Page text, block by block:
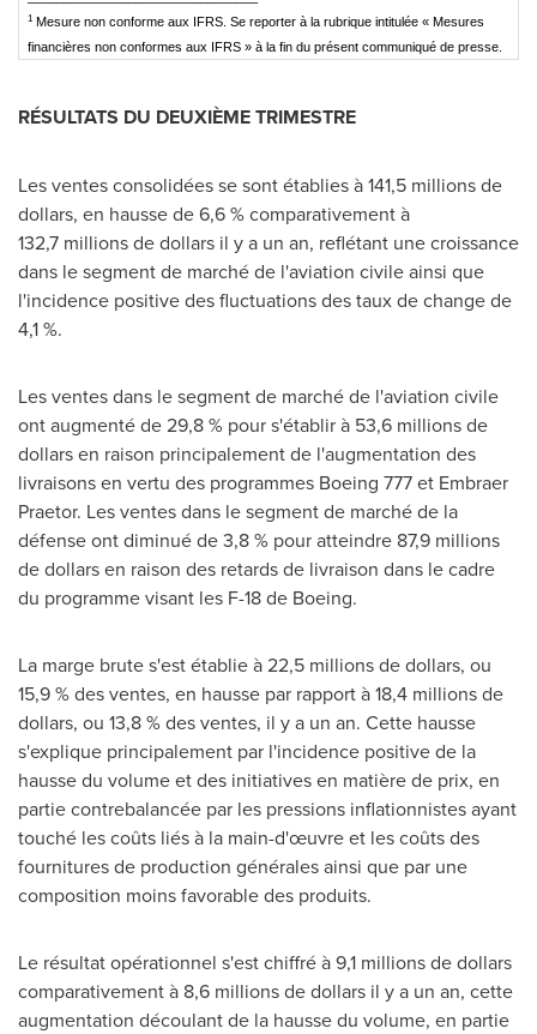
1Mesure non conforme aux IFRS. Se reporter à la rubrique intitulée « Mesures
financières non conformes aux IFRS » à la fin du présent communiqué de presse.
RÉSULTATS DU DEUXIÈME TRIMESTRE
Les ventes consolidées se sont établies à 141,5 millions de
dollars, en hausse de 6,6 % comparativement à
132,7 millions de dollars il y a un an, reflétant une croissance
dans le segment de marché de l'aviation civile ainsi que
l'incidence positive des fluctuations des taux de change de
4,1 %.
Les ventes dans le segment de marché de l'aviation civile
ont augmenté de 29,8 % pour s'établir à 53,6 millions de
dollars en raison principalement de l'augmentation des
livraisons en vertu des programmes Boeing 777 et Embraer
Praetor. Les ventes dans le segment de marché de la
défense ont diminué de 3,8 % pour atteindre 87,9 millions
de dollars en raison des retards de livraison dans le cadre
du programme visant les F-18 de Boeing.
La marge brute s'est établie à 22,5 millions de dollars, ou
15,9 % des ventes, en hausse par rapport à 18,4 millions de
dollars, ou 13,8 % des ventes, il y a un an. Cette hausse
s'explique principalement par l'incidence positive de la
hausse du volume et des initiatives en matière de prix, en
partie contrebalancée par les pressions inflationnistes ayant
touché les coûts liés à la main-d'œuvre et les coûts des
fournitures de production générales ainsi que par une
composition moins favorable des produits.
Le résultat opérationnel s'est chiffré à 9,1 millions de dollars
comparativement à 8,6 millions de dollars il y a un an, cette
augmentation découlant de la hausse du volume, en partie